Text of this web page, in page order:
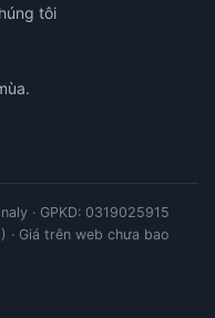
tôi
· GPKD: 0319025915
· Giá trên web chưa bao